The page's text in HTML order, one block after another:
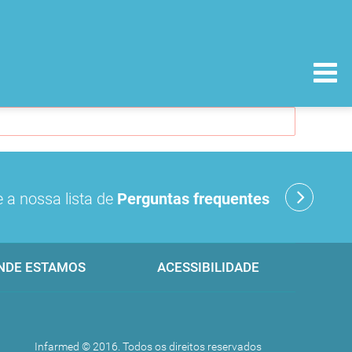
a nossa lista de Perguntas frequentes
ESTAMOS ACESSIBILIDADE
Infarmed © 2016. Todos os direitos reservados